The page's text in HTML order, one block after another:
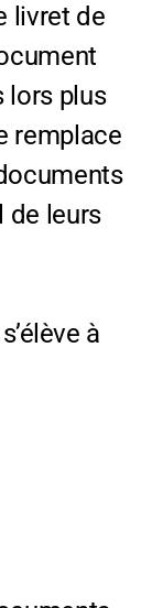
livret de
lors plus
remplace
de leurs
à